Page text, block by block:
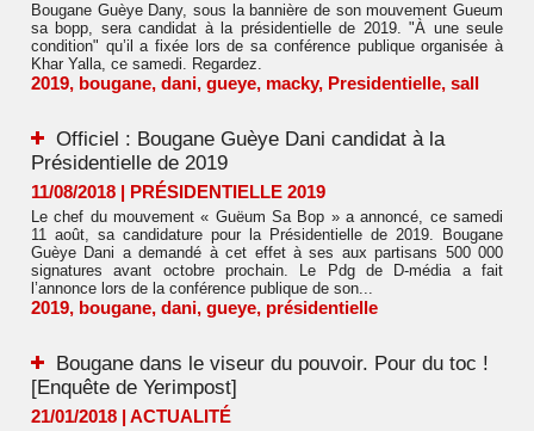
Bougane Guèye Dany, sous la bannière de son mouvement Gueum
sa bopp, sera candidat à la présidentielle de 2019. "À une seule
condition" qu’il a fixée lors de sa conférence publique organisée à
Khar Yalla, ce samedi. Regardez.
2019, bougane, dani, gueye, macky, Presidentielle, sall
Officiel : Bougane Guèye Dani candidat à la
Présidentielle de 2019
11/08/2018 | PRÉSIDENTIELLE 2019
Le chef du mouvement « Guëum Sa Bop » a annoncé, ce samedi
11 août, sa candidature pour la Présidentielle de 2019. Bougane
Guèye Dani a demandé à cet effet à ses aux partisans 500 000
signatures avant octobre prochain. Le Pdg de D-média a fait
l’annonce lors de la conférence publique de son...
2019, bougane, dani, gueye, présidentielle
Bougane dans le viseur du pouvoir. Pour du toc !
[Enquête de Yerimpost]
21/01/2018 | ACTUALITÉ